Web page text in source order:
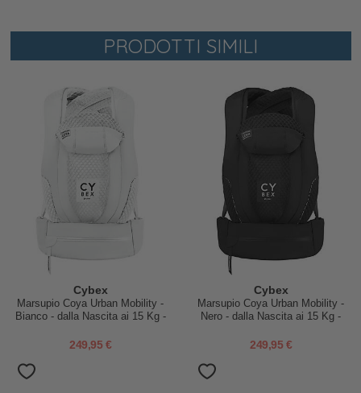
PRODOTTI SIMILI
Cybex
Marsupio Coya Urban Mobility -
Bianco - dalla Nascita ai 15 Kg -
Traspirabile
249,95 €
Cybex
Marsupio Coya Urban Mobility -
Nero - dalla Nascita ai 15 Kg -
Traspirabile
249,95 €